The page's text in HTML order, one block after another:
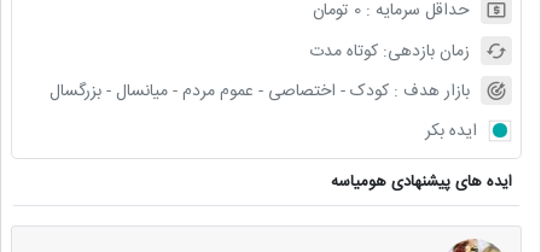
حداقل سرمایه :0 تومان
زمان بازدهی:کوتاه مدت
بازار هدف :کودک - اختصاصی - عموم مردم - میانسال - بزرگسال
ایده بکر
ایده های پیشنهادی هومیاسه